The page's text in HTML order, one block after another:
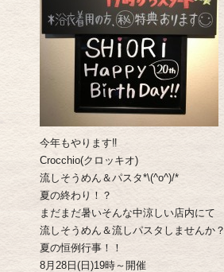
今年もやります‼︎
Crocchio(クロッキオ)
流しそうめん＆パスタ*\(^o^)/*
夏の終わり！？
まだまだ暑いそんな中涼しい店内にて
流しそうめん＆流しパスタしませんか？
夏の恒例行事！！
8月28日(日)19時～開催